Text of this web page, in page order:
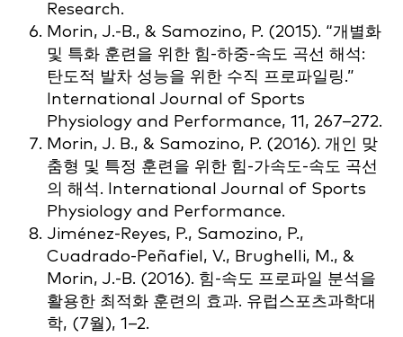
Research.
Morin, J.-B., & Samozino, P. (2015). “개별화
및 특화 훈련을 위한 힘-하중-속도 곡선 해석:
탄도적 발차 성능을 위한 수직 프로파일링.”
International Journal of Sports
Physiology and Performance, 11, 267–272.
Morin, J. B., & Samozino, P. (2016). 개인 맞
춤형 및 특정 훈련을 위한 힘-가속도-속도 곡선
의 해석. International Journal of Sports
Physiology and Performance.
Jiménez-Reyes, P., Samozino, P.,
Cuadrado-Peñafiel, V., Brughelli, M., &
Morin, J.-B. (2016). 힘-속도 프로파일 분석을
활용한 최적화 훈련의 효과. 유럽스포츠과학대
학, (7월), 1–2.